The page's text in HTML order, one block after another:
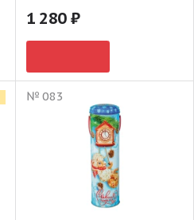
1 280
№ 083